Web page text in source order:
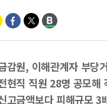
감원, 이해관계자 부당
현직 직원 28명 공모해
고금액보다 피해규모 3